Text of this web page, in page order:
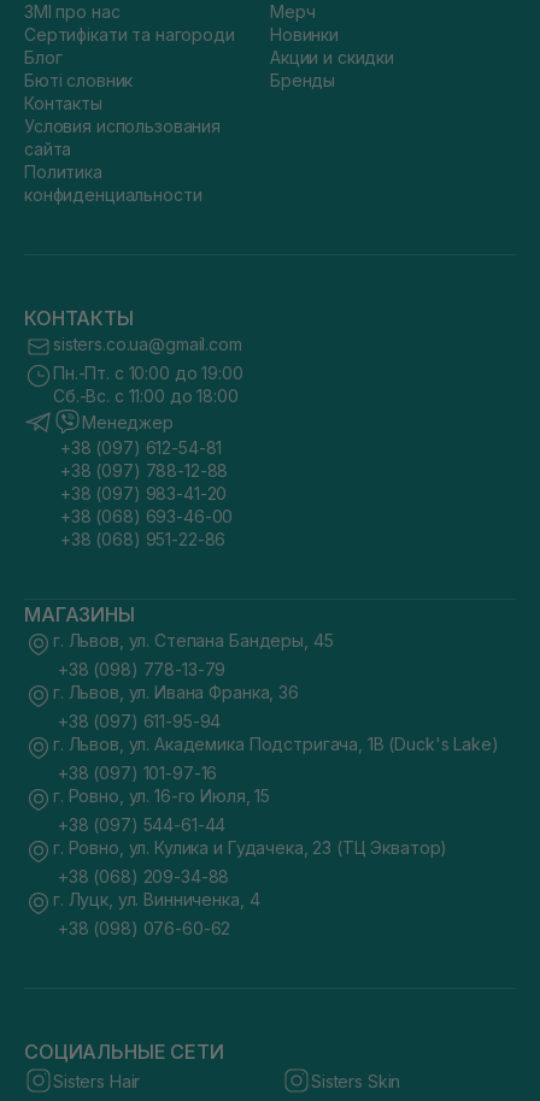
ЗМІ про нас
Сертифікати та нагороди
Блог
Бюті словник
Контакты
Условия использования
сайта
Политика
конфиденциальности
Мерч
Новинки
Акции и скидки
Бренды
КОНТАКТЫ
sisters.co.ua@gmail.com
Пн.-Пт. с 10:00 до 19:00
Сб.-Вс. с 11:00 до 18:00
Менеджер
+38 (097) 612-54-81
+38 (097) 788-12-88
+38 (097) 983-41-20
+38 (068) 693-46-00
+38 (068) 951-22-86
МАГАЗИНЫ
г. Львов, ул. Степана Бандеры, 45
+38 (098) 778-13-79
г. Львов, ул. Ивана Франка, 36
+38 (097) 611-95-94
г. Львов, ул. Академика Подстригача, 1В (Duck's Lake)
+38 (097) 101-97-16
г. Ровно, ул. 16-го Июля, 15
+38 (097) 544-61-44
г. Ровно, ул. Кулика и Гудачека, 23 (ТЦ Экватор)
+38 (068) 209-34-88
г. Луцк, ул. Винниченка, 4
+38 (098) 076-60-62
СОЦИАЛЬНЫЕ СЕТИ
Sisters Hair Sisters Skin